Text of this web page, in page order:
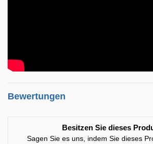
Bewertungen
Besitzen Sie dieses
Sagen Sie es uns, indem Sie dieses